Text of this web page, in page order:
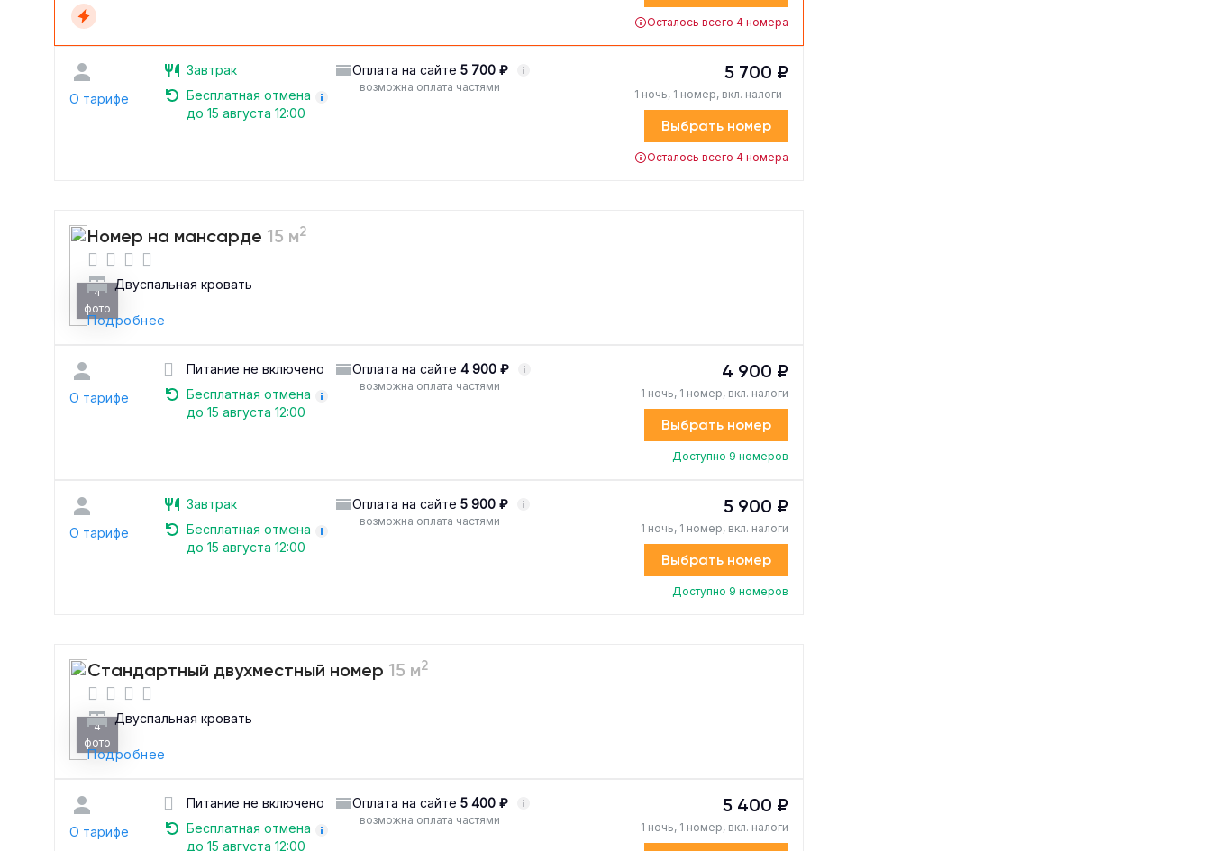
Осталось всего 4 номера
О тарифе
Завтрак
Бесплатная отмена
до 15 августа 12:00
Оплата на сайте 5 700 ₽
возможна оплата частями
5 700 ₽
1 ночь, 1 номер, вкл. налоги
Выбрать номер
Осталось всего 4 номера
4
фото
Номер на мансарде 15 м2
Двуспальная кровать
Подробнее
О тарифе
Питание не включено
Бесплатная отмена
до 15 августа 12:00
Оплата на сайте 4 900 ₽
возможна оплата частями
4 900 ₽
1 ночь, 1 номер, вкл. налоги
Выбрать номер
Доступно 9 номеров
О тарифе
Завтрак
Бесплатная отмена
до 15 августа 12:00
Оплата на сайте 5 900 ₽
возможна оплата частями
5 900 ₽
1 ночь, 1 номер, вкл. налоги
Выбрать номер
Доступно 9 номеров
4
фото
Стандартный двухместный номер 15 м2
Двуспальная кровать
Подробнее
О тарифе
Питание не включено
Бесплатная отмена
до 15 августа 12:00
Оплата на сайте 5 400 ₽
возможна оплата частями
5 400 ₽
1 ночь, 1 номер, вкл. налоги